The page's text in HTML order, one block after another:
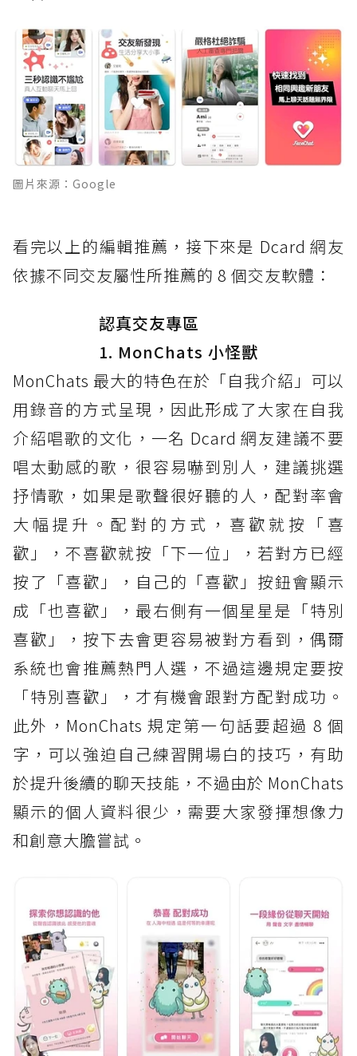
圖片來源：Google
看完以上的編輯推薦，接下來是 Dcard 網友
依據不同交友屬性所推薦的 8 個交友軟體：
認真交友專區
1. MonChats 小怪獸
MonChats 最大的特色在於「自我介紹」可以
用錄音的方式呈現，因此形成了大家在自我
介紹唱歌的文化，一名 Dcard 網友建議不要
唱太動感的歌，很容易嚇到別人，建議挑選
抒情歌，如果是歌聲很好聽的人，配對率會
大幅提升。配對的方式，喜歡就按「喜
歡」，不喜歡就按「下一位」，若對方已經
按了「喜歡」，自己的「喜歡」按鈕會顯示
成「也喜歡」，最右側有一個星星是「特別
喜歡」，按下去會更容易被對方看到，偶爾
系統也會推薦熱門人選，不過這邊規定要按
「特別喜歡」，才有機會跟對方配對成功。
此外，MonChats 規定第一句話要超過 8 個
字，可以強迫自己練習開場白的技巧，有助
於提升後續的聊天技能，不過由於 MonChats
顯示的個人資料很少，需要大家發揮想像力
和創意大膽嘗試。